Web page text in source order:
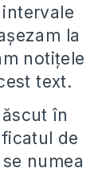
la
notițele
text.
în
de
numea